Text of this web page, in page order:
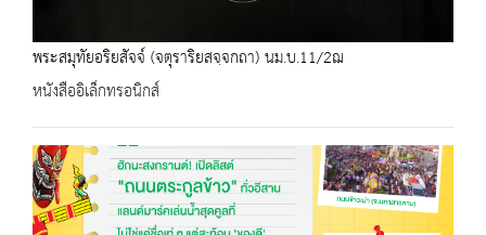
พระสมุทัยอริยสัจจ์ (จตุราริยสจฺจกถา) นม.บ.11/2ฌ
หนังสืออิเล็กทรอนิกส์